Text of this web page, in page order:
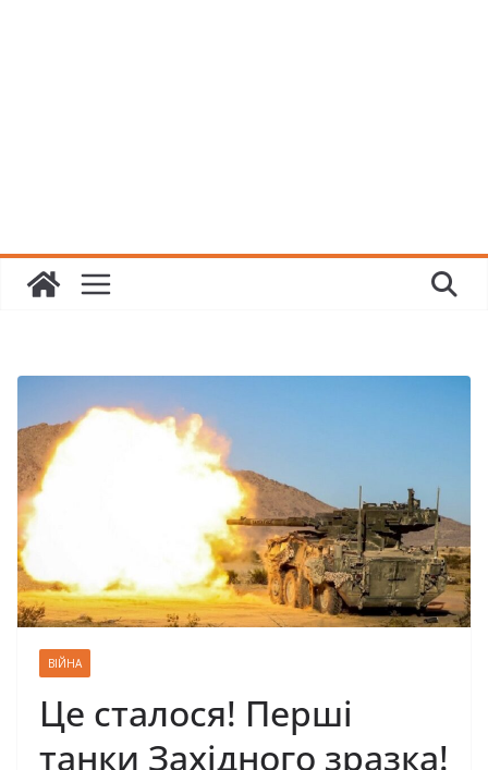
ВІЙНА
Це сталося! Перші
танки Західного зразка!